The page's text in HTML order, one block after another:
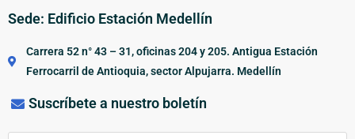
Sede: Edificio Estación Medellín
Carrera 52 n° 43 – 31, oficinas 204 y 205. Antigua Estación
Ferrocarril de Antioquia, sector Alpujarra. Medellín
Suscríbete a nuestro boletín